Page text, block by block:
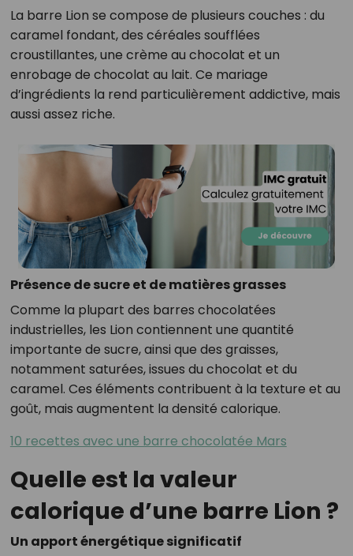
La barre Lion se compose de plusieurs couches : du
caramel fondant, des céréales soufflées
croustillantes, une crème au chocolat et un
enrobage de chocolat au lait. Ce mariage
d’ingrédients la rend particulièrement addictive, mais
aussi assez riche.
Présence de sucre et de matières grasses
Comme la plupart des barres chocolatées
industrielles, les Lion contiennent une quantité
importante de sucre, ainsi que des graisses,
notamment saturées, issues du chocolat et du
caramel. Ces éléments contribuent à la texture et au
goût, mais augmentent la densité calorique.
10 recettes avec une barre chocolatée Mars
Quelle est la valeur
calorique d’une barre Lion ?
Un apport énergétique significatif